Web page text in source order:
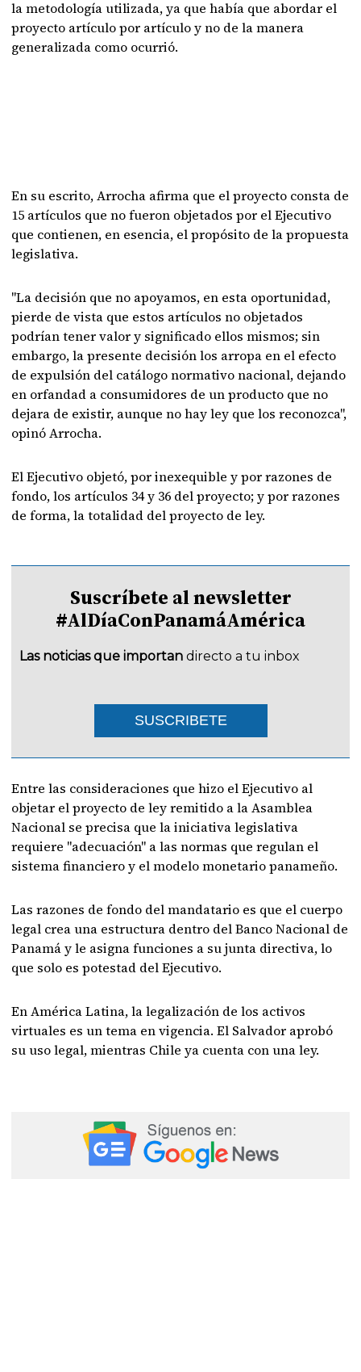
la metodología utilizada, ya que había que abordar el
proyecto artículo por artículo y no de la manera
generalizada como ocurrió.
En su escrito, Arrocha afirma que el proyecto consta de
15 artículos que no fueron objetados por el Ejecutivo
que contienen, en esencia, el propósito de la propuesta
legislativa.
"La decisión que no apoyamos, en esta oportunidad,
pierde de vista que estos artículos no objetados
podrían tener valor y significado ellos mismos; sin
embargo, la presente decisión los arropa en el efecto
de expulsión del catálogo normativo nacional, dejando
en orfandad a consumidores de un producto que no
dejara de existir, aunque no hay ley que los reconozca",
opinó Arrocha.
El Ejecutivo objetó, por inexequible y por razones de
fondo, los artículos 34 y 36 del proyecto; y por razones
de forma, la totalidad del proyecto de ley.
Suscríbete al newsletter
#AlDíaConPanamáAmérica
Las noticias que importan directo a tu inbox
SUSCRIBETE
Entre las consideraciones que hizo el Ejecutivo al
objetar el proyecto de ley remitido a la Asamblea
Nacional se precisa que la iniciativa legislativa
requiere "adecuación" a las normas que regulan el
sistema financiero y el modelo monetario panameño.
Las razones de fondo del mandatario es que el cuerpo
legal crea una estructura dentro del Banco Nacional de
Panamá y le asigna funciones a su junta directiva, lo
que solo es potestad del Ejecutivo.
En América Latina, la legalización de los activos
virtuales es un tema en vigencia. El Salvador aprobó
su uso legal, mientras Chile ya cuenta con una ley.